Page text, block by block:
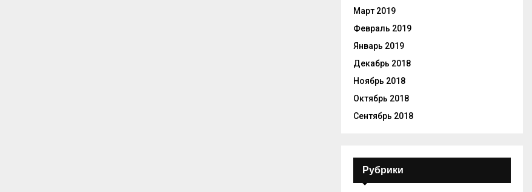
Март 2019
Февраль 2019
Январь 2019
Декабрь 2018
Ноябрь 2018
Октябрь 2018
Сентябрь 2018
Рубрики